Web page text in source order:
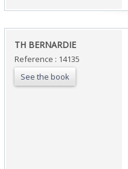
‎TH BERNARDIE‎
Reference : 14135
See the book